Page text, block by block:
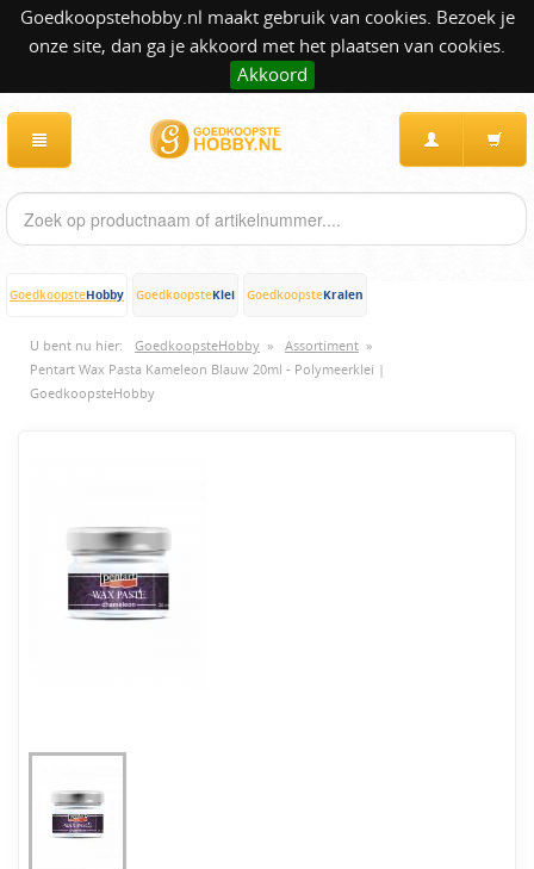
Goedkoopstehobby.nl maakt gebruik van cookies. Bezoek je
onze site, dan ga je akkoord met het plaatsen van cookies.
Akkoord
GoedkoopsteHobby GoedkoopsteKlei GoedkoopsteKralen
U bent nu hier: GoedkoopsteHobby » Assortiment »
Pentart Wax Pasta Kameleon Blauw 20ml - Polymeerklei |
GoedkoopsteHobby